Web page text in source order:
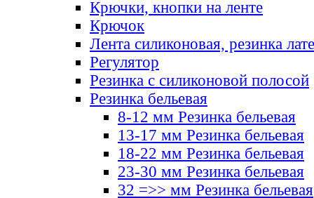
Крючки, кнопки на ленте
Крючок
Лента силиконовая, резинка
Регулятор
Резинка с силиконовой полосой
Резинка бельевая
8-12 мм Резинка бельевая
13-17 мм Резинка бельевая
18-22 мм Резинка бельевая
23-30 мм Резинка бельевая
32 =>> мм Резинка бельевая